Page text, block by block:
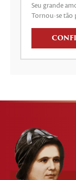
Seu grande
Tornou-se tão